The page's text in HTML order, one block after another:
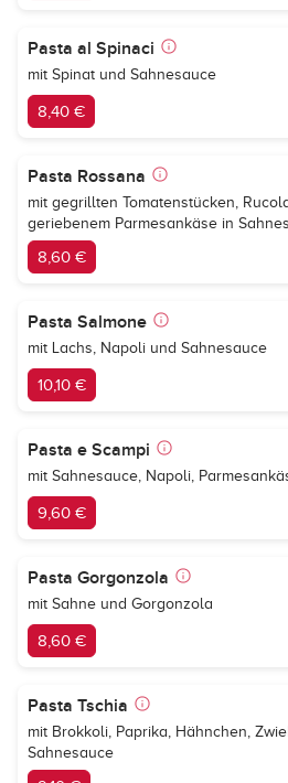
Pasta al Spinaci
mit Spinat und Sahnesauce
8,40 €
Pasta Rossana
mit gegrillten Tomatenstücken,
geriebenem Parmesankäse in
8,60 €
Pasta Salmone
mit Lachs, Napoli und Sahnesauce
10,10 €
Pasta e Scampi
mit Sahnesauce, Napoli,
9,60 €
Pasta Gorgonzola
mit Sahne und Gorgonzola
8,60 €
Pasta Tschia
mit Brokkoli, Paprika, Hähnchen,
Sahnesauce